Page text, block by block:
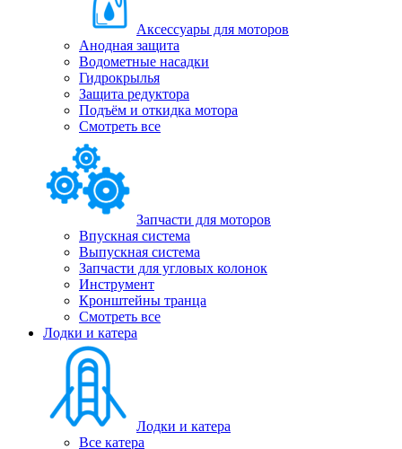
Аксессуары для моторов
Анодная защита
Водометные насадки
Гидрокрылья
Защита редуктора
Подъём и откидка мотора
Смотреть все
Запчасти для моторов
Впускная система
Выпускная система
Запчасти для угловых колонок
Инструмент
Кронштейны транца
Смотреть все
Лодки и катера
Лодки и катера
Все катера